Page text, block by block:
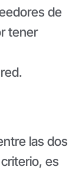
de
tener
las dos
es